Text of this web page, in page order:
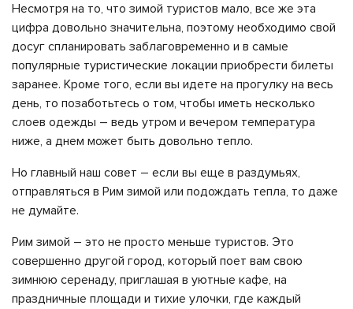
Несмотря на то, что зимой туристов мало, все же эта
цифра довольно значительна, поэтому необходимо свой
досуг спланировать заблаговременно и в самые
популярные туристические локации приобрести билеты
заранее. Кроме того, если вы идете на прогулку на весь
день, то позаботьтесь о том, чтобы иметь несколько
слоев одежды – ведь утром и вечером температура
ниже, а днем может быть довольно тепло.
Но главный наш совет – если вы еще в раздумьях,
отправляться в Рим зимой или подождать тепла, то даже
не думайте.
Рим зимой – это не просто меньше туристов. Это
совершенно другой город, который поет вам свою
зимнюю серенаду, приглашая в уютные кафе, на
праздничные площади и тихие улочки, где каждый